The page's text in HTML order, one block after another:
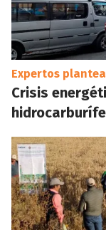
Expertos
Crisis